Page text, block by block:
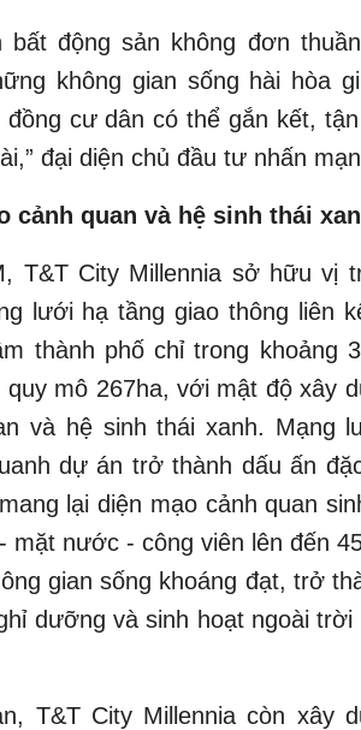
bất động sản không đơn
không gian sống hài hòa
cư dân có thể gắn kết,
đại diện chủ đầu tư nhấn
cảnh quan và hệ sinh thái
T&T City Millennia sở hữu vị
lưới hạ tầng giao thông liên
thành phố chỉ trong khoảng
mô 267ha, với mật độ xây
và hệ sinh thái xanh. Mạng
dự án trở thành dấu ấn
lại diện mạo cảnh quan
mặt nước - công viên lên đến
gian sống khoáng đạt, trở
dưỡng và sinh hoạt ngoài trời
T&T City Millennia còn xây